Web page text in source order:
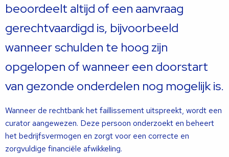
beoordeelt altijd of een aanvraag
gerechtvaardigd is, bijvoorbeeld
wanneer schulden te hoog zijn
opgelopen of wanneer een doorstart
van gezonde onderdelen nog mogelijk is.
Wanneer de rechtbank het faillissement uitspreekt, wordt een
curator aangewezen. Deze persoon onderzoekt en beheert
het bedrijfsvermogen en zorgt voor een correcte en
zorgvuldige financiële afwikkeling.